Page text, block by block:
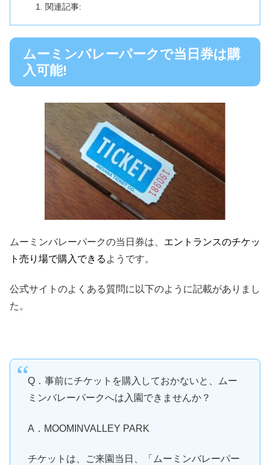
関連記事:
ムーミンバレーパークで当日券は購
入可能!
ムーミンバレーパークの当日券は、 エントランスのチケッ
ト売り場で購入できる ようです。
公式サイトのよくある質問に以下のように記載がありまし
た。
Q．事前にチケットを購入しておかないと、ムー
ミンバレーパークへは入園できませんか？
A．MOOMINVALLEY PARK
チケットは、ご来園当日、「ムーミンバレーパー